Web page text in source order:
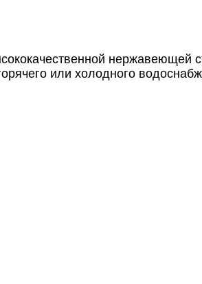
нержавеющей
или холодного